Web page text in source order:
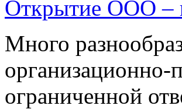
Открытие ООО –
Много
организационно-
ограниченной